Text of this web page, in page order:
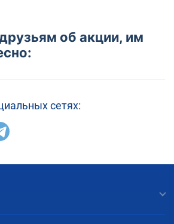
об акции, им
сетях: